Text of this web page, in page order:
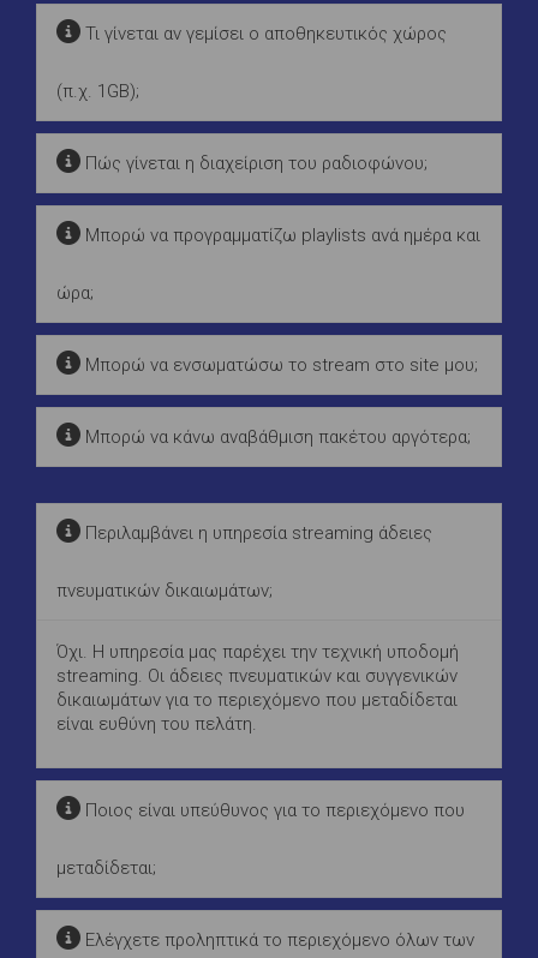
Τι γίνεται αν γεμίσει ο αποθηκευτικός χώρος
(π.χ. 1GB);
Πώς γίνεται η διαχείριση του ραδιοφώνου;
Μπορώ να προγραμματίζω playlists ανά ημέρα και
ώρα;
Μπορώ να ενσωματώσω το stream στο site μου;
Μπορώ να κάνω αναβάθμιση πακέτου αργότερα;
Περιλαμβάνει η υπηρεσία streaming άδειες
πνευματικών δικαιωμάτων;
Όχι. Η υπηρεσία μας παρέχει την τεχνική υποδομή
streaming. Οι άδειες πνευματικών και συγγενικών
δικαιωμάτων για το περιεχόμενο που μεταδίδεται
είναι ευθύνη του πελάτη.
Ποιος είναι υπεύθυνος για το περιεχόμενο που
μεταδίδεται;
Ελέγχετε προληπτικά το περιεχόμενο όλων των